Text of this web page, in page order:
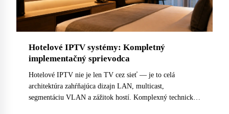
Hotelové IPTV systémy: Kompletný
implementačný sprievodca
Hotelové IPTV nie je len TV cez sieť — je to celá
architektúra zahŕňajúca dizajn LAN, multicast,
segmentáciu VLAN a zážitok hostí. Komplexný technický